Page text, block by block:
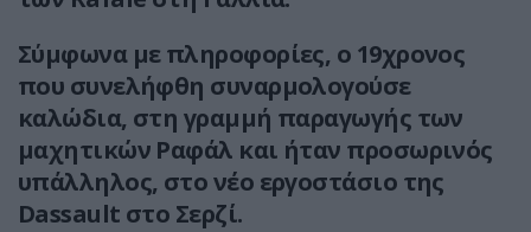
Σύμφωνα με πληροφορίες, ο 19χρονος
που συνελήφθη συναρμολογούσε
καλώδια, στη γραμμή παραγωγής των
μαχητικών Ραφάλ και ήταν προσωρινός
υπάλληλος, στο νέο εργοστάσιο της
Dassault στο Σερζί.